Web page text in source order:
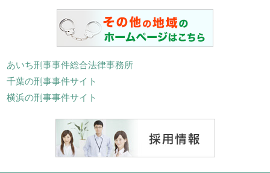
あいち刑事事件総合法律事務所
千葉の刑事事件サイト
横浜の刑事事件サイト